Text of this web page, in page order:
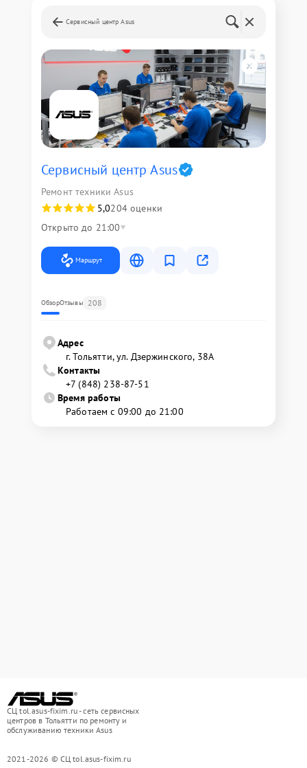
Сервисный центр Asus
Сервисный центр Asus
Ремонт техники Asus
5,0204 оценки
Открыто до 21:00
Маршрут
ОбзорОтзывы 208
Адрес
г. Тольятти, ул. Дзержинского, 38А
Контакты
+7 (848) 238-87-51
Время работы
Работаем с 09:00 до 21:00
СЦ tol.asus-fixim.ru - сеть сервисных
центров в Тольятти по ремонту и
обслуживанию техники Asus
2021-2026 © СЦ tol.asus-fixim.ru